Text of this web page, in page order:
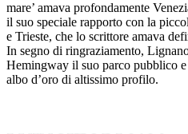
mare’ amava profondamente
il suo speciale rapporto con la
e Trieste, che lo scrittore amava
In segno di ringraziamento,
Hemingway il suo parco pubblico
albo d’oro di altissimo profilo.